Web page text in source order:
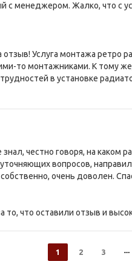
с менеджером. Жалко, что с
Услуга монтажа ретро
то монтажниками. К тому
в установке
честно говоря, на
вопросов,
очень доволен.
то, что оставили отзыв и
1 2 3